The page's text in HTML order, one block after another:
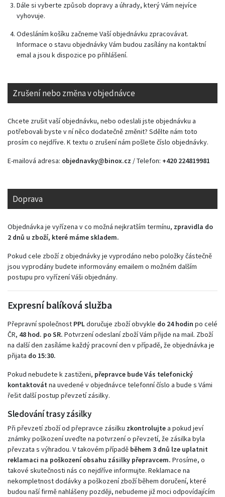
Dále si vyberte způsob dopravy a úhrady, který Vám nejvíce
vyhovuje.
Odesláním košíku začneme Vaší objednávku zpracovávat.
Informace o stavu objednávky Vám budou zasílány na kontaktní
emal a jsou k dispozice po přihlášení.
Zrušení nebo změna v objednávce
Chcete zrušit vaší objednávku, nebo odeslali jste objednávku a
potřebovali byste v ní něco dodatečně změnit? Sdělte nám toto
prosím co nejdříve. K textu o zrušení nám pošlete číslo objednávky.
E-mailová adresa: objednavky@binox.cz / Telefon: +420 224819981
Doprava
Objednávka je vyřízena v co možná nejkratším termínu, zpravidla do
2 dnů u zboží, které máme skladem.
Pokud cele zboží z objednávky je vyprodáno nebo položky částečně
jsou vyprodány budete informovány emailem o možném dalším
postupu pro vyřízení Váši objednány.
Expresní balíková služba
Přepravní společnost PPLdoručuje zboží obvykle do 24 hodin po celé
ČR, 48 hod. po SR. Potvrzení odeslaní zboží Vám přijde na mail. Zboží
na další den zasíláme každý pracovní den v případě, že objednávka je
přijata do 15:30.
Pokud nebudete k zastiženi, přepravce bude Vás telefonický
kontaktovát na uvedené v objednávce telefonní číslo a bude s Vámi
řešit další postup převzetí zásilky.
Sledování trasy zásilky
Při převzetí zboží od přepravce zásilku zkontrolujtea pokud jeví
známky poškození uveďte na potvrzení o převzetí, že zásilka byla
převzata s výhradou. V takovém případě během 3 dnů lze uplatnit
reklamaci na poškození obsahu zásilky přepravcem. Prosíme, o
takové skutečnosti nás co nejdříve informujte. Reklamace na
nekompletnost dodávky a poškození zboží během doručení, které
budou naší firmě nahlášeny později, nebudeme již moci odpovídajícím